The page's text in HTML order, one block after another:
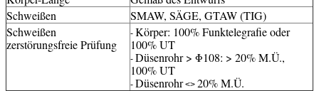
Schweißen
SMAW, SÄGE, GTAW (TIG)
Schweißen
zerstörungsfreie Prüfung
- Körper: 100% Funktelegrafie oder
100% UT
- Düsenrohr > Φ108: > 20% M.Ü.,
100% UT
- Düsenrohr<> 20% M.Ü.